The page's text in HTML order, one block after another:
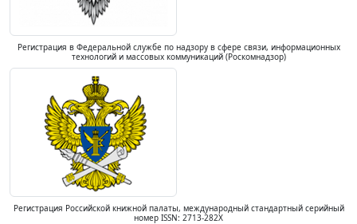
Регистрация в Федеральной службе по надзору в сфере связи, информационных
технологий и массовых коммуникаций (Роскомнадзор)
Регистрация Российской книжной палаты, международный стандартный серийный
номер ISSN: 2713-282X